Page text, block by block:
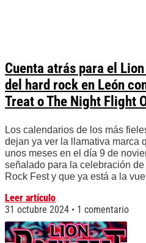
Cuenta atrás para el
del hard rock en León
Treat o The Night Flight
Los calendarios de los más
dejan ya ver la llamativa marca
unos meses en el día 9 de
señalado para la celebración
Rock Fest y que ya está a la
Leer artículo
31 octubre 2024
1 comentario